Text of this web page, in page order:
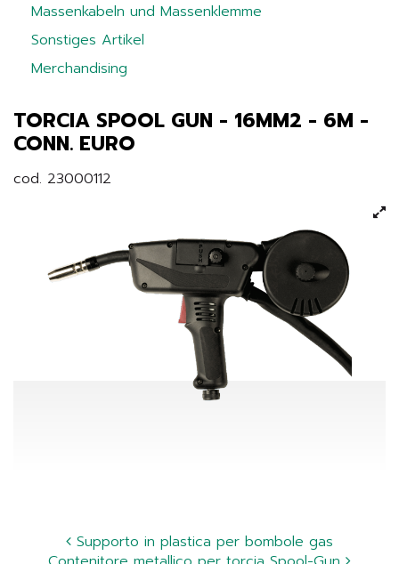
Massenkabeln und Massenklemme
Sonstiges Artikel
Merchandising
TORCIA SPOOL GUN - 16MM2 - 6M -
CONN. EURO
cod. 23000112
Supporto in plastica per bombole gas